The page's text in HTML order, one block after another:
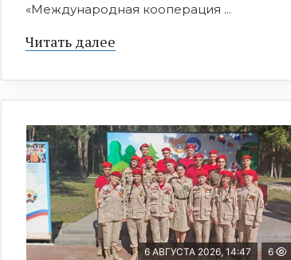
«Международная кооперация ...
Читать далее
6 АВГУСТА 2026, 14:47 6